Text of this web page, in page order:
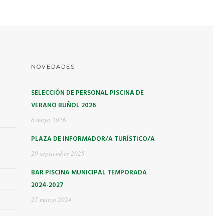
NOVEDADES
SELECCIÓN DE PERSONAL PISCINA DE
VERANO BUÑOL 2026
6 mayo 2026
PLAZA DE INFORMADOR/A TURÍSTICO/A
29 septiembre 2025
BAR PISCINA MUNICIPAL TEMPORADA
2024-2027
27 marzo 2024